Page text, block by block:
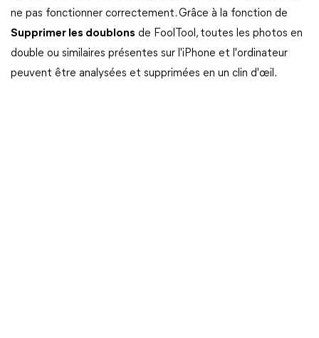
ne pas fonctionner correctement. Grâce à la fonction de
Supprimer les doublons de FoolTool, toutes les photos en
double ou similaires présentes sur l'iPhone et l'ordinateur
peuvent être analysées et supprimées en un clin d'œil.